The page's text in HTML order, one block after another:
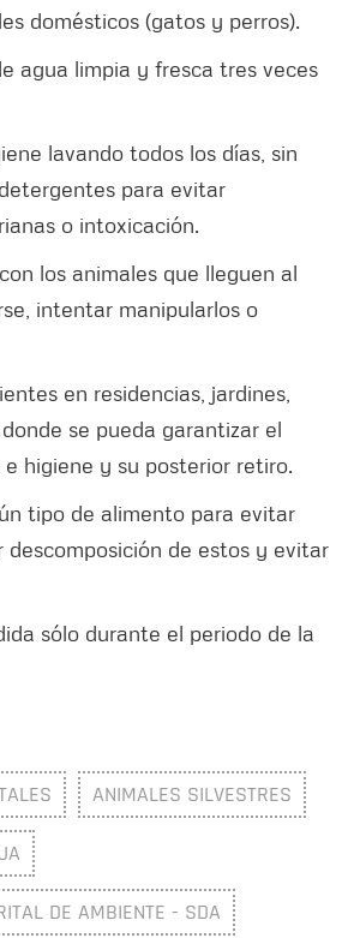
domésticos (gatos y perros).
agua limpia y fresca tres veces
lavando todos los días, sin
para evitar
o intoxicación.
los animales que lleguen al
intentar manipularlos o
en residencias, jardines,
se pueda garantizar el
higiene y su posterior retiro.
tipo de alimento para evitar
descomposición de estos y evitar
sólo durante el periodo de la
ANIMALES SILVESTRES
DE AMBIENTE - SDA